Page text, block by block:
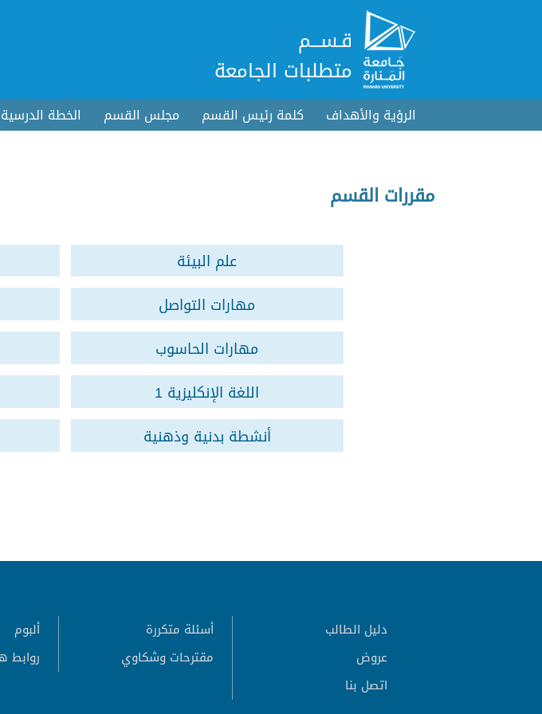
قـســـم
متطلبات الجامعة
الرؤية والأهداف كلمة رئيس القسم مجلس القسم الخطة الدرسية
مقررات القسم
علم البيئة
مهارات التواصل
مهارات الحاسوب
اللغة الإنكليزية 1
أنشطة بدنية وذهنية
دليل الطالب أسئلة متكررة
ألبوم
عروض
مقترحات وشكاوي
روابط
اتصل بنا